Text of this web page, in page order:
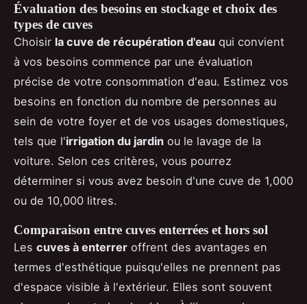
Évaluation des besoins en stockage et choix des
types de cuves
Choisir la cuve de récupération d'eau qui convient
à vos besoins commence par une évaluation
précise de votre consommation d'eau. Estimez vos
besoins en fonction du nombre de personnes au
sein de votre foyer et de vos usages domestiques,
tels que l'irrigation du jardin ou le lavage de la
voiture. Selon ces critères, vous pourrez
déterminer si vous avez besoin d'une cuve de 1,000
ou de 10,000 litres.
Comparaison entre cuves enterrées et hors sol
Les cuves à enterrer offrent des avantages en
termes d'esthétique puisqu'elles ne prennent pas
d'espace visible à l'extérieur. Elles sont souvent